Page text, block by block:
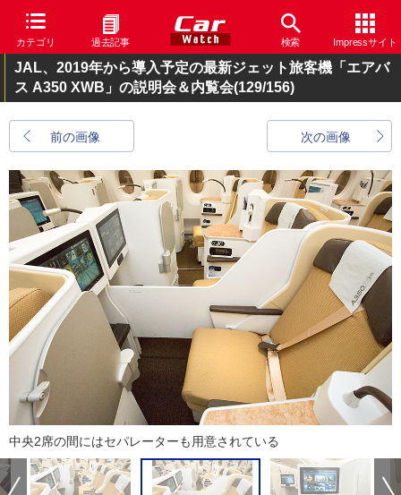
カテゴリ 過去記事 検索 Impressサイト
JAL、2019年から導入予定の最新ジェット旅客機「エアバ
ス A350 XWB」の説明会＆内覧会(129/156)
前の画像 次の画像
中央2席の間にはセパレーターも用意されている